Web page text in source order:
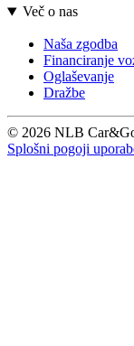
Več o nas
Naša zgodba
Financiranje
Oglaševanje
Dražbe
© 2026 NLB
Splošni pogoji